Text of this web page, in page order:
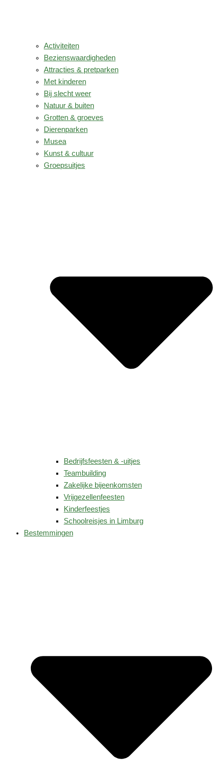
Activiteiten
Bezienswaardigheden
Attracties & pretparken
Met kinderen
Bij slecht weer
Natuur & buiten
Grotten & groeves
Dierenparken
Musea
Kunst & cultuur
Groepsuitjes
Bedrijfsfeesten & -uitjes
Teambuilding
Zakelijke bijeenkomsten
Vrijgezellenfeesten
Kinderfeestjes
Schoolreisjes in Limburg
Bestemmingen